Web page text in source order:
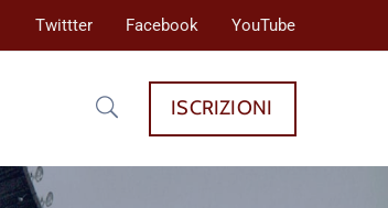
Twittter Facebook YouTube
ISCRIZIONI